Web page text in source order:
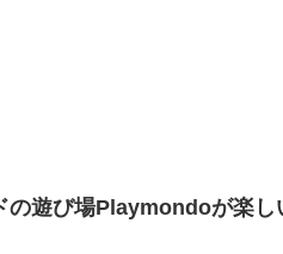
の遊び場Playmondoが楽し